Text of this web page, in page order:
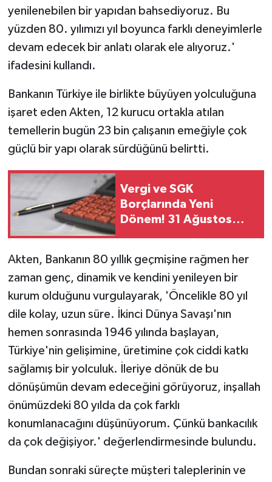
yenilenebilen bir yapıdan bahsediyoruz. Bu
yüzden 80. yılımızı yıl boyunca farklı deneyimlerle
devam edecek bir anlatı olarak ele alıyoruz.'
ifadesini kullandı.
Bankanın Türkiye ile birlikte büyüyen yolculuğuna
işaret eden Akten, 12 kurucu ortakla atılan
temellerin bugün 23 bin çalışanın emeğiyle çok
güçlü bir yapı olarak sürdüğünü belirtti.
Vergi ve SGK
Borçlarında Yeni
Dönem! 31 Ağustos
Akten, Bankanın 80 yıllık geçmişine rağmen her
zaman genç, dinamik ve kendini yenileyen bir
kurum olduğunu vurgulayarak, 'Öncelikle 80 yıl
dile kolay, uzun süre. İkinci Dünya Savaşı'nın
hemen sonrasında 1946 yılında başlayan,
Türkiye'nin gelişimine, üretimine çok ciddi katkı
sağlamış bir yolculuk. İleriye dönük de bu
dönüşümün devam edeceğini görüyoruz, inşallah
önümüzdeki 80 yılda da çok farklı
konumlanacağını düşünüyorum. Çünkü bankacılık
da çok değişiyor.' değerlendirmesinde bulundu.
Bundan sonraki süreçte müşteri taleplerinin ve